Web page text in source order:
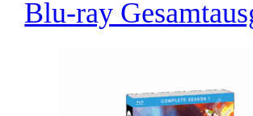
Blu-ray